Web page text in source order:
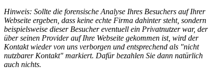
Hinweis: Sollte die forensische Analyse Ihres Besuchers auf Ihrer
Webseite ergeben, dass keine echte Firma dahinter steht, sondern
beispielsweise dieser Besucher eventuell ein Privatnutzer war, der
über seinen Provider auf Ihre Webseite gekommen ist, wird der
Kontakt wieder von uns verborgen und entsprechend als "nicht
nutzbarer Kontakt" markiert. Dafür bezahlen Sie dann natürlich
auch nichts.